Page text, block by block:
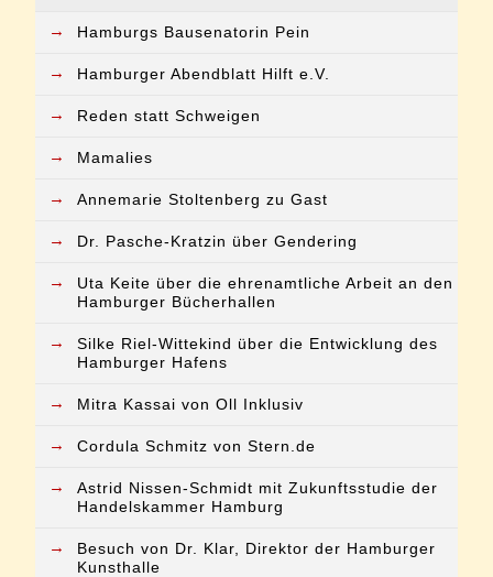
→ Hamburgs Bausenatorin Pein
→ Hamburger Abendblatt Hilft e.V.
→ Reden statt Schweigen
→ Mamalies
→ Annemarie Stoltenberg zu Gast
→ Dr. Pasche-Kratzin über Gendering
→
Uta Keite über die ehrenamtliche Arbeit an den
Hamburger Bücherhallen
→
Silke Riel-Wittekind über die Entwicklung des
Hamburger Hafens
→ Mitra Kassai von Oll Inklusiv
→ Cordula Schmitz von Stern.de
→
Astrid Nissen-Schmidt mit Zukunftsstudie der
Handelskammer Hamburg
→
Besuch von Dr. Klar, Direktor der Hamburger
Kunsthalle